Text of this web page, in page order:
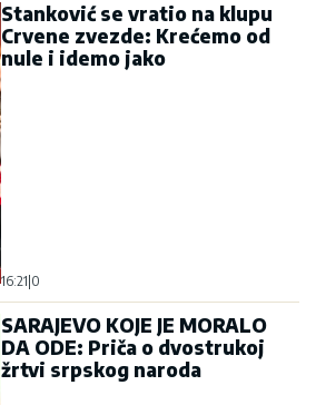
Stanković se vratio na klupu
Crvene zvezde: Krećemo od
nule i idemo jako
16:21 0
SARAJEVO KOJE JE MORALO
DA ODE: Priča o dvostrukoj
žrtvi srpskog naroda